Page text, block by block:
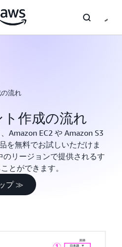
流れ
作成の流れ
Amazon EC2 や Amazon S3
を無料でお試しいただけま
のリージョンで提供されるす
とができます。
プ ≫